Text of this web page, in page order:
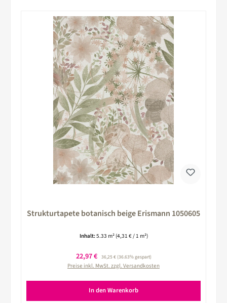
Strukturtapete botanisch beige Erismann 1050605
Inhalt:5.33 m² (4,31 € / 1 m²)
Verkaufspreis:
22,97 € Regulärer Preis:
36,25 €(36.63% gespart)
Preise inkl. MwSt. zzgl. Versandkosten
In den Warenkorb